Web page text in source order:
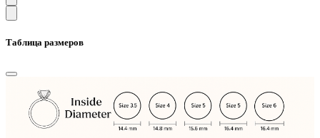
Таблица размеров